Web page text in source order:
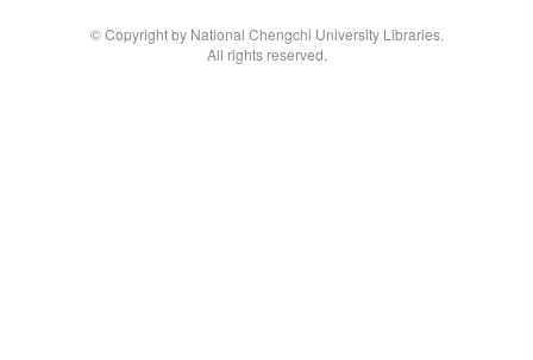
© Copyright by National Chengchi University Libraries.
All rights reserved.